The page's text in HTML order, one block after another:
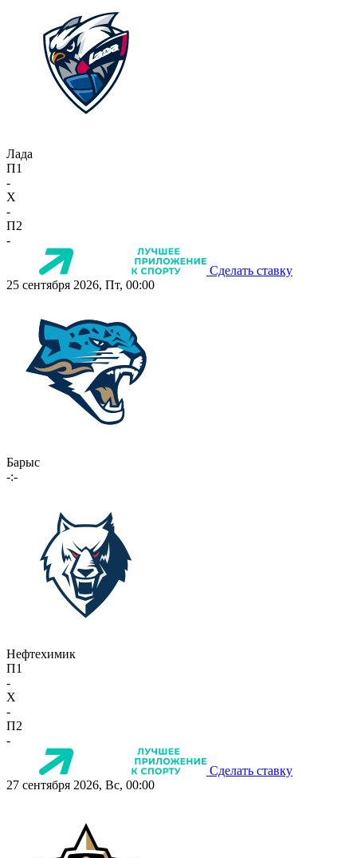
Лада
П1
-
X
-
П2
-
Сделать ставку
25 сентября 2026, Пт, 00:00
Барыс
-:-
Нефтехимик
П1
-
X
-
П2
-
Сделать ставку
27 сентября 2026, Вс, 00:00